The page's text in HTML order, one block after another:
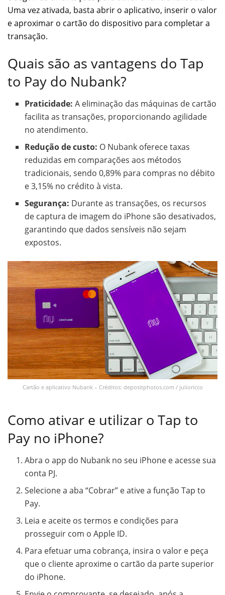
Uma vez ativada, basta abrir o aplicativo, inserir o valor
e aproximar o cartão do dispositivo para completar a
transação.
Quais são as vantagens do Tap
to Pay do Nubank?
Praticidade: A eliminação das máquinas de cartão
facilita as transações, proporcionando agilidade
no atendimento.
Redução de custo: O Nubank oferece taxas
reduzidas em comparações aos métodos
tradicionais, sendo 0,89% para compras no débito
e 3,15% no crédito à vista.
Segurança: Durante as transações, os recursos
de captura de imagem do iPhone são desativados,
garantindo que dados sensíveis não sejam
expostos.
Cartão e aplicativo Nubank – Créditos: depositphotos.com / julioricco
Como ativar e utilizar o Tap to
Pay no iPhone?
Abra o app do Nubank no seu iPhone e acesse sua
conta PJ.
Selecione a aba “Cobrar” e ative a função Tap to
Pay.
Leia e aceite os termos e condições para
prosseguir com o Apple ID.
Para efetuar uma cobrança, insira o valor e peça
que o cliente aproxime o cartão da parte superior
do iPhone.